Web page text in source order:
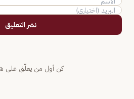
نشر التعليق
كن أول من يعلّق على